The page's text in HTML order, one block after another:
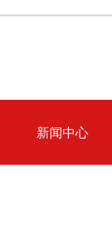
新闻中心